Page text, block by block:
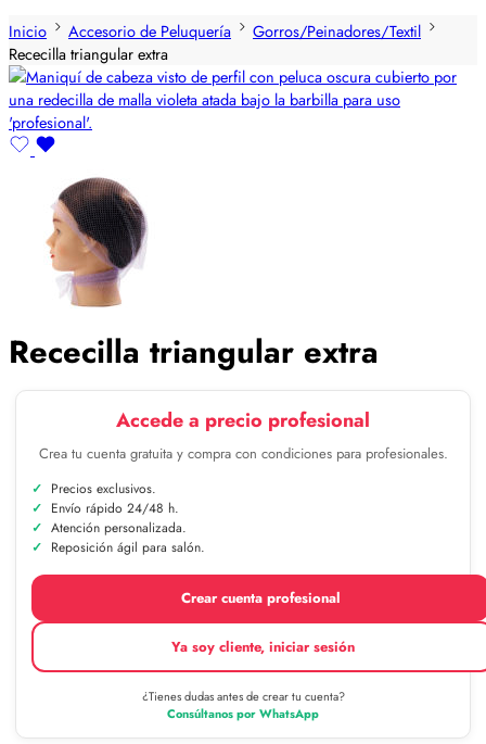
Inicio
Accesorio de Peluquería
Gorros/Peinadores/Textil
Rececilla triangular extra
Rececilla triangular extra
Accede a precio profesional
Crea tu cuenta gratuita y compra con condiciones para profesionales.
Precios exclusivos.
Envío rápido 24/48 h.
Atención personalizada.
Reposición ágil para salón.
Crear cuenta profesional
Ya soy cliente, iniciar sesión
¿Tienes dudas antes de crear tu cuenta?
Consúltanos por WhatsApp